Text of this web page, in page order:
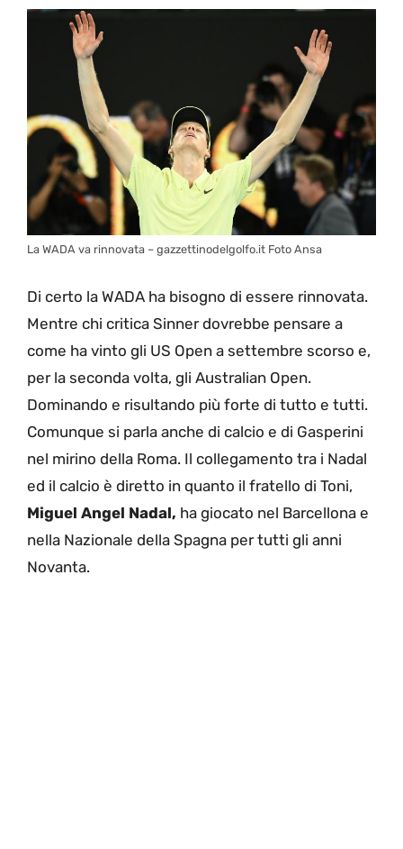
La WADA va rinnovata – gazzettinodelgolfo.it Foto Ansa
Di certo la WADA ha bisogno di essere rinnovata.
Mentre chi critica Sinner dovrebbe pensare a
come ha vinto gli US Open a settembre scorso e,
per la seconda volta, gli Australian Open.
Dominando e risultando più forte di tutto e tutti.
Comunque si parla anche di calcio e di Gasperini
nel mirino della Roma. Il collegamento tra i Nadal
ed il calcio è diretto in quanto il fratello di Toni,
Miguel Angel Nadal, ha giocato nel Barcellona e
nella Nazionale della Spagna per tutti gli anni
Novanta.